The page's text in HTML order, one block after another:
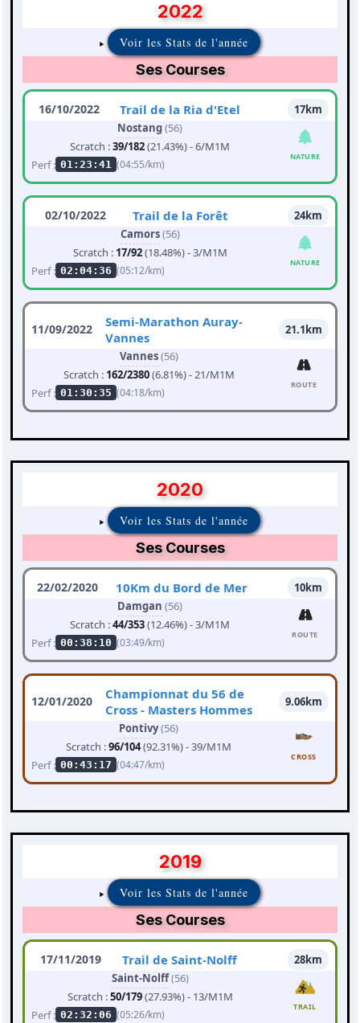
2022
Voir les Stats de l'année
Ses Courses
16/10/2022 Trail de la Ria d'Etel
17km
Nostang(56)
Scratch :39/182(21.43%) - 6/M1M
Perf : 01:23:41 (04:55/km)
NATURE
02/10/2022 Trail de la Forêt
24km
Camors(56)
Scratch : 17/92(18.48%) - 3/M1M
Perf : 02:04:36 (05:12/km)
NATURE
11/09/2022
Semi-Marathon Auray-
Vannes
21.1km
Vannes(56)
Scratch : 162/2380(6.81%) - 21/M1M
Perf : 01:30:35 (04:18/km)
ROUTE
2020
Voir les Stats de l'année
Ses Courses
22/02/2020 10Km du Bord de Mer
10km
Damgan (56)
Scratch :44/353(12.46%) - 3/M1M
Perf : 00:38:10 (03:49/km)
ROUTE
12/01/2020
Championnat du 56 de
Cross - Masters Hommes
9.06km
Pontivy(56)
Scratch :96/104(92.31%) - 39/M1M
Perf : 00:43:17 (04:47/km)
CROSS
2019
Voir les Stats de l'année
Ses Courses
17/11/2019 Trail de Saint-Nolff
28km
Saint-Nolff(56)
Scratch :50/179(27.93%) - 13/M1M
Perf : 02:32:06 (05:26/km)
TRAIL